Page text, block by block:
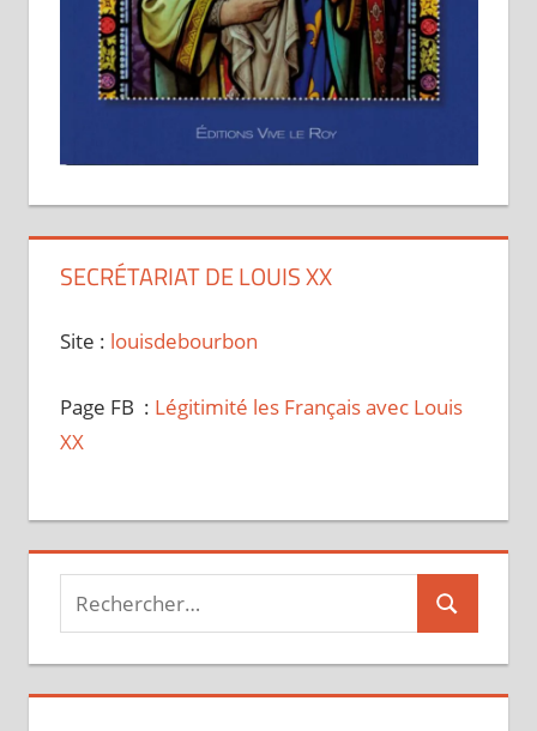
SECRÉTARIAT DE LOUIS XX
Site : louisdebourbon
Page FB : Légitimité les Français avec Louis
XX
Recherche
pour :